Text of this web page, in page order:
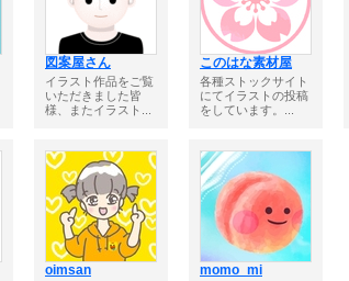
図案屋さん
イラスト作品をご覧
いただきました皆
様、またイラスト...
このはな素材屋
各種ストックサイト
にてイラストの投稿
をしています。...
oimsan momo_mi